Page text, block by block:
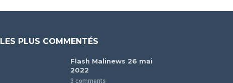
LES PLUS COMMENTÉS
Flash Malinews 26 mai
2022
3 comments